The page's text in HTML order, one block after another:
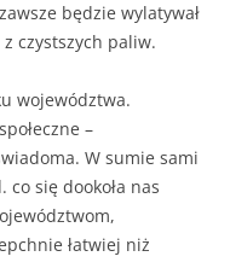
będzie wylatywał
czystszych paliw.
województwa.
–
W sumie sami
się dookoła nas
łatwiej niż